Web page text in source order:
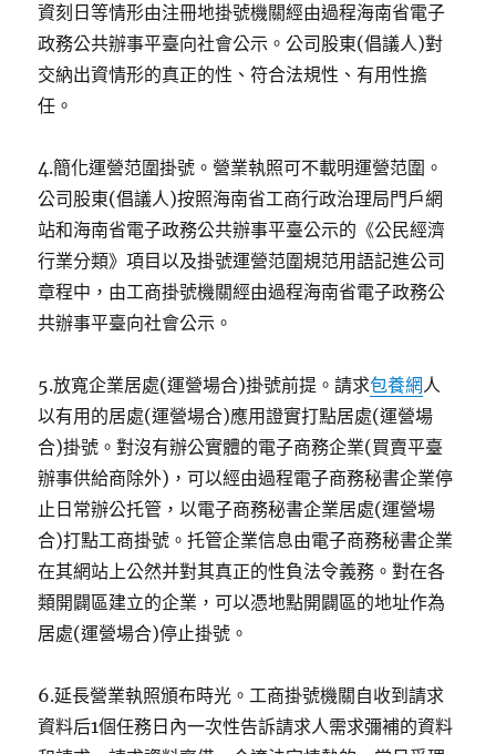
資刻日等情形由注冊地掛號機關經由過程海南省電子
政務公共辦事平臺向社會公示。公司股東(倡議人)對
交納出資情形的真正的性、符合法規性、有用性擔
任。
4.簡化運營范圍掛號。營業執照可不載明運營范圍。
公司股東(倡議人)按照海南省工商行政治理局門戶網
站和海南省電子政務公共辦事平臺公示的《公民經濟
行業分類》項目以及掛號運營范圍規范用語記進公司
章程中，由工商掛號機關經由過程海南省電子政務公
共辦事平臺向社會公示。
5.放寬企業居處(運營場合)掛號前提。請求包養網人
以有用的居處(運營場合)應用證實打點居處(運營場
合)掛號。對沒有辦公實體的電子商務企業(買賣平臺
辦事供給商除外)，可以經由過程電子商務秘書企業停
止日常辦公托管，以電子商務秘書企業居處(運營場
合)打點工商掛號。托管企業信息由電子商務秘書企業
在其網站上公然并對其真正的性負法令義務。對在各
類開闢區建立的企業，可以憑地點開闢區的地址作為
居處(運營場合)停止掛號。
6.延長營業執照頒布時光。工商掛號機關自收到請求
資料后1個任務日內一次性告訴請求人需求彌補的資料